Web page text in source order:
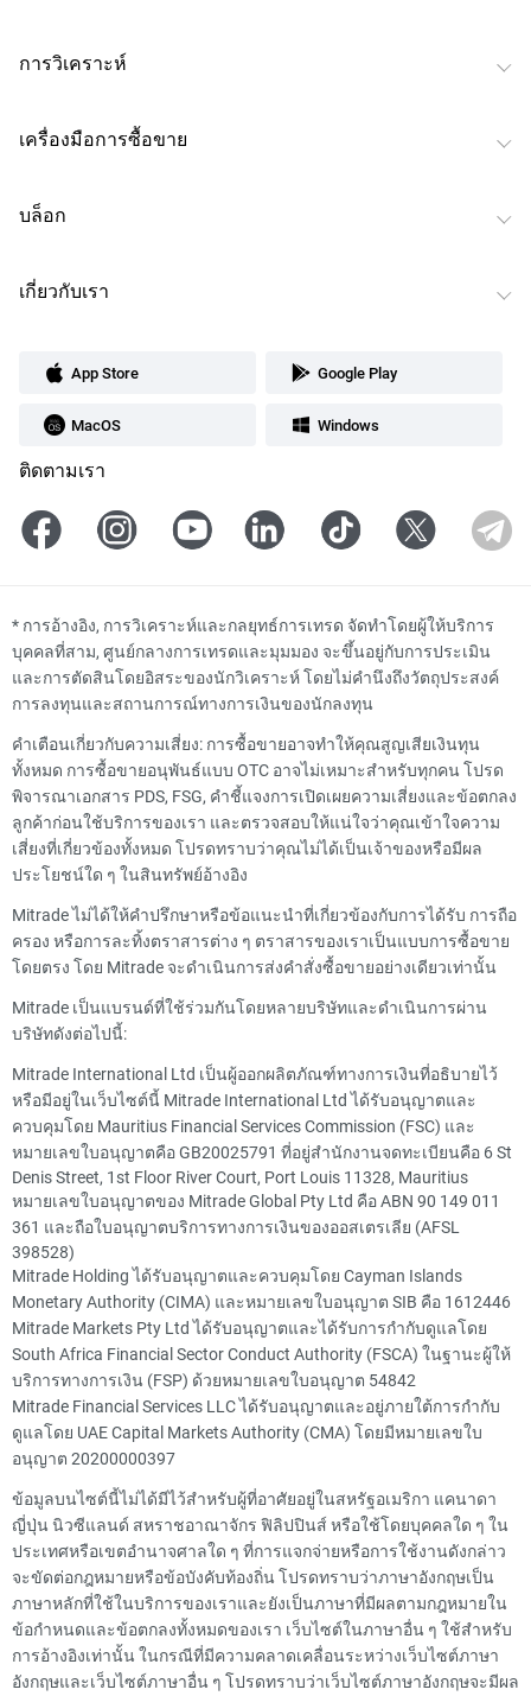
การวิเคราะห์
เครื่องมือการซื้อขาย
บล็อก
เกี่ยวกับเรา
App Store Google Play
MacOS Windows
ติดตามเรา
* การอ้างอิง, การวิเคราะห์และกลยุทธ์การเทรด จัดทำโดยผู้ให้บริการ
บุคคลที่สาม, ศูนย์กลางการเทรดและมุมมอง จะขึ้นอยู่กับการประเมิน
และการตัดสินโดยอิสระของนักวิเคราะห์ โดยไม่คำนึงถึงวัตถุประสงค์
การลงทุนและสถานการณ์ทางการเงินของนักลงทุน
คำเตือนเกี่ยวกับความเสี่ยง: การซื้อขายอาจทำให้คุณสูญเสียเงินทุน
ทั้งหมด การซื้อขายอนุพันธ์แบบ OTC อาจไม่เหมาะสำหรับทุกคน โปรด
พิจารณาเอกสาร PDS, FSG, คำชี้แจงการเปิดเผยความเสี่ยงและข้อตกลง
ลูกค้าก่อนใช้บริการของเรา และตรวจสอบให้แน่ใจว่าคุณเข้าใจความ
เสี่ยงที่เกี่ยวข้องทั้งหมด โปรดทราบว่าคุณไม่ได้เป็นเจ้าของหรือมีผล
ประโยชน์ใด ๆ ในสินทรัพย์อ้างอิง
Mitrade ไม่ได้ให้คำปรึกษาหรือข้อแนะนำที่เกี่ยวข้องกับการได้รับ การถือ
ครอง หรือการละทิ้งตราสารต่าง ๆ ตราสารของเราเป็นแบบการซื้อขาย
โดยตรง โดย Mitrade จะดำเนินการส่งคำสั่งซื้อขายอย่างเดียวเท่านั้น
Mitrade เป็นแบรนด์ที่ใช้ร่วมกันโดยหลายบริษัทและดำเนินการผ่าน
บริษัทดังต่อไปนี้:
Mitrade International Ltd เป็นผู้ออกผลิตภัณฑ์ทางการเงินที่อธิบายไว้
หรือมีอยู่ในเว็บไซต์นี้ Mitrade International Ltd ได้รับอนุญาตและ
ควบคุมโดย Mauritius Financial Services Commission (FSC) และ
หมายเลขใบอนุญาตคือ GB20025791 ที่อยู่สำนักงานจดทะเบียนคือ 6 St
Denis Street, 1st Floor River Court, Port Louis 11328, Mauritius
หมายเลขใบอนุญาตของ Mitrade Global Pty Ltd คือ ABN 90 149 011
361 และถือใบอนุญาตบริการทางการเงินของออสเตรเลีย (AFSL
398528)
Mitrade Holding ได้รับอนุญาตและควบคุมโดย Cayman Islands
Monetary Authority (CIMA) และหมายเลขใบอนุญาต SIB คือ 1612446
Mitrade Markets Pty Ltd ได้รับอนุญาตและได้รับการกำกับดูแลโดย
South Africa Financial Sector Conduct Authority (FSCA) ในฐานะผู้ให้
บริการทางการเงิน (FSP) ด้วยหมายเลขใบอนุญาต 54842
Mitrade Financial Services LLC ได้รับอนุญาตและอยู่ภายใต้การกำกับ
ดูแลโดย UAE Capital Markets Authority (CMA) โดยมีหมายเลขใบ
อนุญาต 20200000397
ข้อมูลบนไซต์นี้ไม่ได้มีไว้สำหรับผู้ที่อาศัยอยู่ในสหรัฐอเมริกา แคนาดา
ญี่ปุ่น นิวซีแลนด์ สหราชอาณาจักร ฟิลิปปินส์ หรือใช้โดยบุคคลใด ๆ ใน
ประเทศหรือเขตอำนาจศาลใด ๆ ที่การแจกจ่ายหรือการใช้งานดังกล่าว
จะขัดต่อกฎหมายหรือข้อบังคับท้องถิ่น โปรดทราบว่าภาษาอังกฤษเป็น
ภาษาหลักที่ใช้ในบริการของเราและยังเป็นภาษาที่มีผลตามกฎหมายใน
ข้อกำหนดและข้อตกลงทั้งหมดของเรา เว็บไซต์ในภาษาอื่น ๆ ใช้สำหรับ
การอ้างอิงเท่านั้น ในกรณีที่มีความคลาดเคลื่อนระหว่างเว็บไซต์ภาษา
อังกฤษและเว็บไซต์ภาษาอื่น ๆ โปรดทราบว่าเว็บไซต์ภาษาอังกฤษจะมีผล